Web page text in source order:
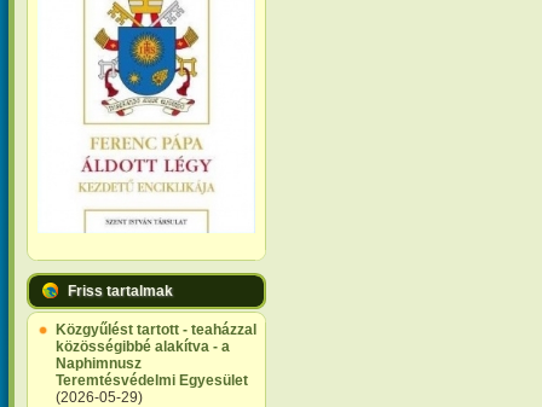
Friss tartalmak
Közgyűlést tartott - teaházzal
közösségibbé alakítva - a
Naphimnusz
Teremtésvédelmi Egyesület
(2026-05-29)